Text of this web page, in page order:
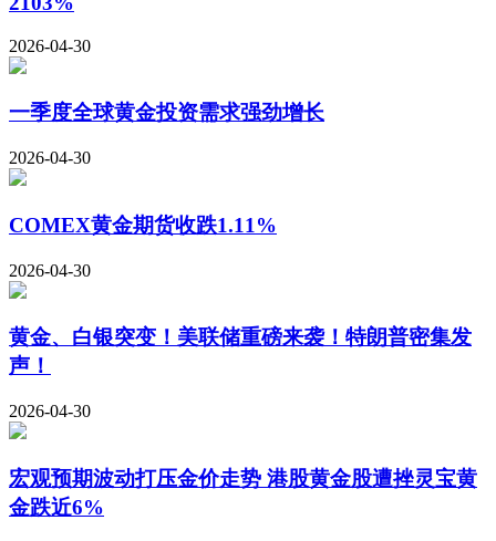
2026-04-30
一季度全球黄金投资需求强劲增长
2026-04-30
COMEX黄金期货收跌1.11%
2026-04-30
黄金、白银突变！美联储重磅来袭！特朗普密集发
声！
2026-04-30
宏观预期波动打压金价走势 港股黄金股遭挫灵宝黄
金跌近6%